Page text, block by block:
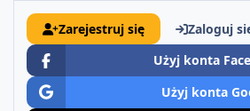
Zarejestruj się
Zaloguj
Użyj konta
Użyj konta